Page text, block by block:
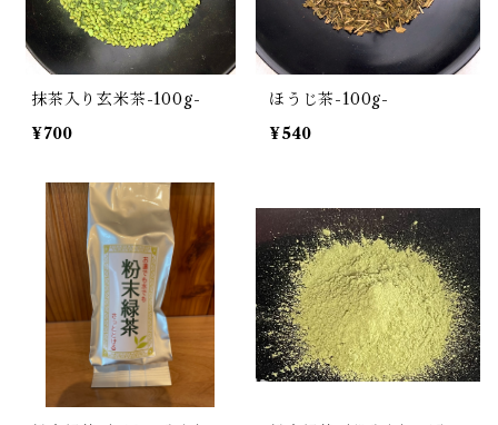
抹茶入り玄米茶-100g-
¥700
ほうじ茶-100g-
¥540